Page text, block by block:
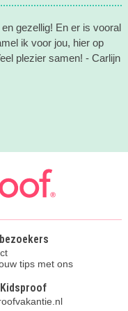
gezellig! En er is vooral
ik voor jou, hier op
plezier samen! - Carlijn
tips met ons